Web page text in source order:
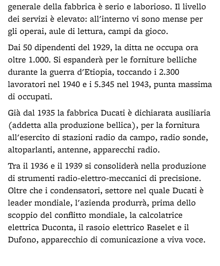
generale della fabbrica è serio e laborioso. Il livello
dei servizi è elevato: all'interno vi sono mense per
gli operai, aule di lettura, campi da gioco.
Dai 50 dipendenti del 1929, la ditta ne occupa ora
oltre 1.000. Si espanderà per le forniture belliche
durante la guerra d'Etiopia, toccando i 2.300
lavoratori nel 1940 e i 5.345 nel 1943, punta massima
di occupati.
Già dal 1935 la fabbrica Ducati è dichiarata ausiliaria
(addetta alla produzione bellica), per la fornitura
all'esercito di stazioni radio da campo, radio sonde,
altoparlanti, antenne, apparecchi radio.
Tra il 1936 e il 1939 si consoliderà nella produzione
di strumenti radio-elettro-meccanici di precisione.
Oltre che i condensatori, settore nel quale Ducati è
leader mondiale, l'azienda produrrà, prima dello
scoppio del conflitto mondiale, la calcolatrice
elettrica Duconta, il rasoio elettrico Raselet e il
Dufono, apparecchio di comunicazione a viva voce.